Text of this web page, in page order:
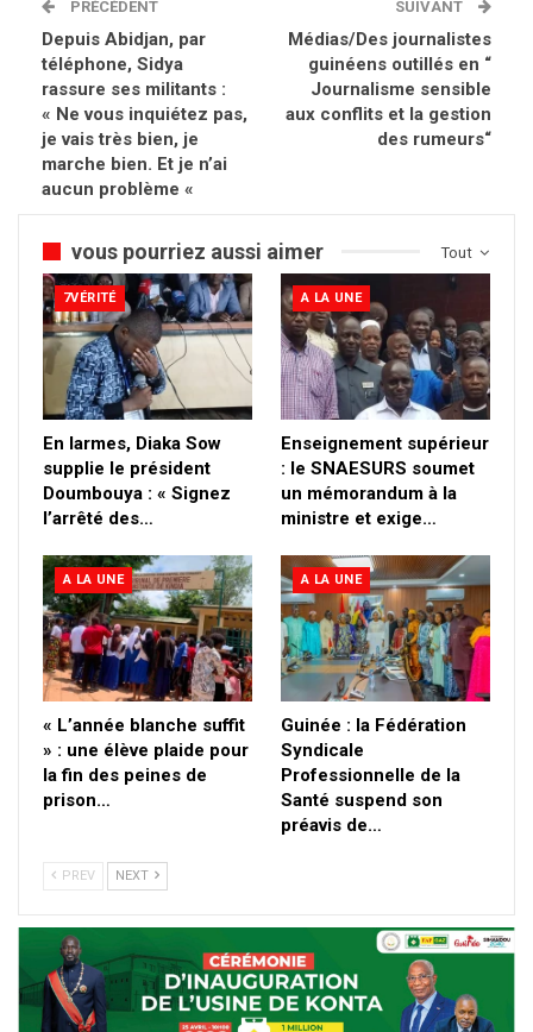
PRÉCÉDENT
Depuis Abidjan, par
téléphone, Sidya
rassure ses militants :
« Ne vous inquiétez pas,
je vais très bien, je
marche bien. Et je n’ai
aucun problème «
SUIVANT
Médias/Des journalistes
guinéens outillés en “
Journalisme sensible
aux conflits et la gestion
des rumeurs“
Tout
vous pourriez aussi aimer
7VÉRITÉ
En larmes, Diaka Sow
supplie le président
Doumbouya : « Signez
l’arrêté des…
A LA UNE
Enseignement supérieur
: le SNAESURS soumet
un mémorandum à la
ministre et exige…
A LA UNE
« L’année blanche suffit
» : une élève plaide pour
la fin des peines de
prison…
A LA UNE
Guinée : la Fédération
Syndicale
Professionnelle de la
Santé suspend son
préavis de…
PREV NEXT